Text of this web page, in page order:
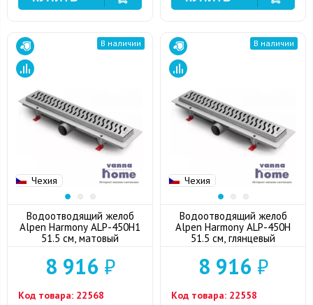
Чехия
В наличии
Водоотводящий желоб
Alpen Harmony ALP-450H1
51.5 см, матовый
8 916 ₽
Код товара: 22568
Чехия
В наличии
Водоотводящий желоб
Alpen Harmony ALP-450H
51.5 см, глянцевый
8 916 ₽
Код товара: 22558